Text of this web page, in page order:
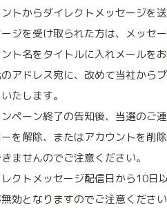
トからダイレクトメッセージを
ジを受け取られた方は、メッセ
ト名をタイトルに入れメールをお
アドレス宛に、改めて当社から
たします。
ンペーン終了の告知後、当選のご
を解除、またはアカウントを削
ませんのでご注意ください。
クトメッセージ配信日から10日
効となりますのでご注意ください